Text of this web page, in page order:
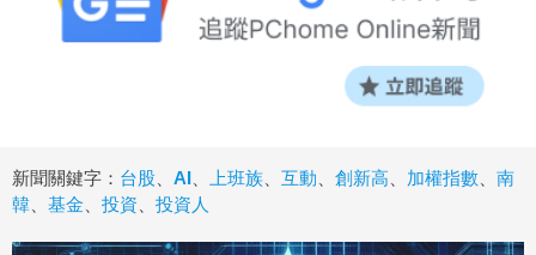
新聞關鍵字： 台股、 AI 、 上班族、 互動、 創新高、 加權指數、 南
韓、 基金、 投資、 投資人